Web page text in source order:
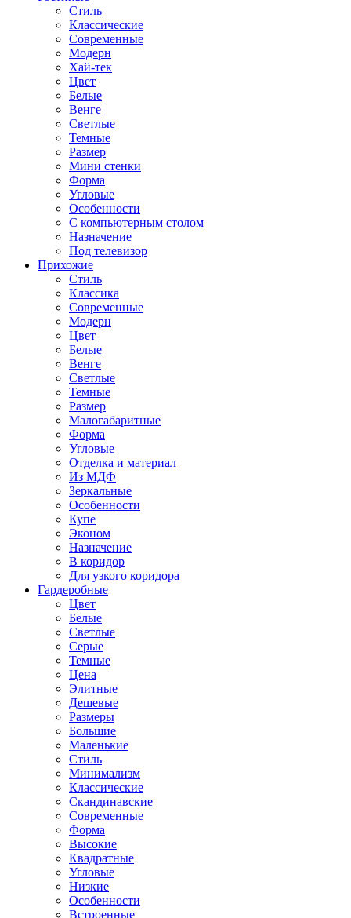
Стиль
Классические
Современные
Модерн
Хай-тек
Цвет
Белые
Венге
Светлые
Темные
Размер
Мини стенки
Форма
Угловые
Особенности
С компьютерным столом
Назначение
Под телевизор
Прихожие
Стиль
Классика
Современные
Модерн
Цвет
Белые
Венге
Светлые
Темные
Размер
Малогабаритные
Форма
Угловые
Отделка и материал
Из МДФ
Зеркальные
Особенности
Купе
Эконом
Назначение
В коридор
Для узкого коридора
Гардеробные
Цвет
Белые
Светлые
Серые
Темные
Цена
Элитные
Дешевые
Размеры
Большие
Маленькие
Стиль
Минимализм
Классические
Скандинавские
Современные
Форма
Высокие
Квадратные
Угловые
Низкие
Особенности
Встроенные